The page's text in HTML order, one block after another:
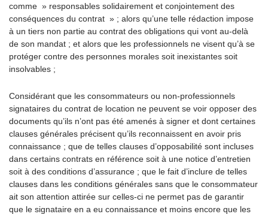
comme » responsables solidairement et conjointement des
conséquences du contrat » ; alors qu’une telle rédaction impose
à un tiers non partie au contrat des obligations qui vont au-delà
de son mandat ; et alors que les professionnels ne visent qu’à se
protéger contre des personnes morales soit inexistantes soit
insolvables ;
Considérant que les consommateurs ou non-professionnels
signataires du contrat de location ne peuvent se voir opposer des
documents qu’ils n’ont pas été amenés à signer et dont certaines
clauses générales précisent qu’ils reconnaissent en avoir pris
connaissance ; que de telles clauses d’opposabilité sont incluses
dans certains contrats en référence soit à une notice d’entretien
soit à des conditions d’assurance ; que le fait d’inclure de telles
clauses dans les conditions générales sans que le consommateur
ait son attention attirée sur celles-ci ne permet pas de garantir
que le signataire en a eu connaissance et moins encore que les